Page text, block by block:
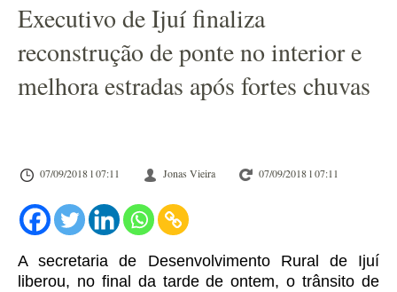
Executivo de Ijuí finaliza
reconstrução de ponte no interior e
melhora estradas após fortes chuvas
07/09/2018 l 07:11 Jonas Vieira 07/09/2018 l 07:11
A secretaria de Desenvolvimento Rural de Ijuí
liberou, no final da tarde de ontem, o trânsito de